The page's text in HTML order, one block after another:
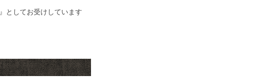
』としてお受けしています